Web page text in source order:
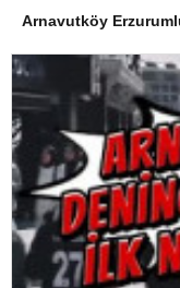
Arnavutköy